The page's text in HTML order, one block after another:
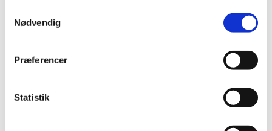
Nødvendig
Præferencer
Statistik
givet dem, eller som de har indsamlet fra din brug af deres
Cookies er små tekstfiler, som kan bruges af websteder til
Loven fastslår, at vi kan gemme cookies på din enhed, hvis
de er strengt nødvendige for at sikre leveringen af den